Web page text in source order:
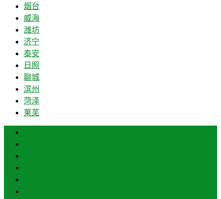
烟台
威海
潍坊
济宁
泰安
日照
聊城
滨州
菏泽
莱芜